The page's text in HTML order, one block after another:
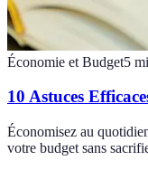
Économie et Budget5
10 Astuces
Économisez au
votre budget sans